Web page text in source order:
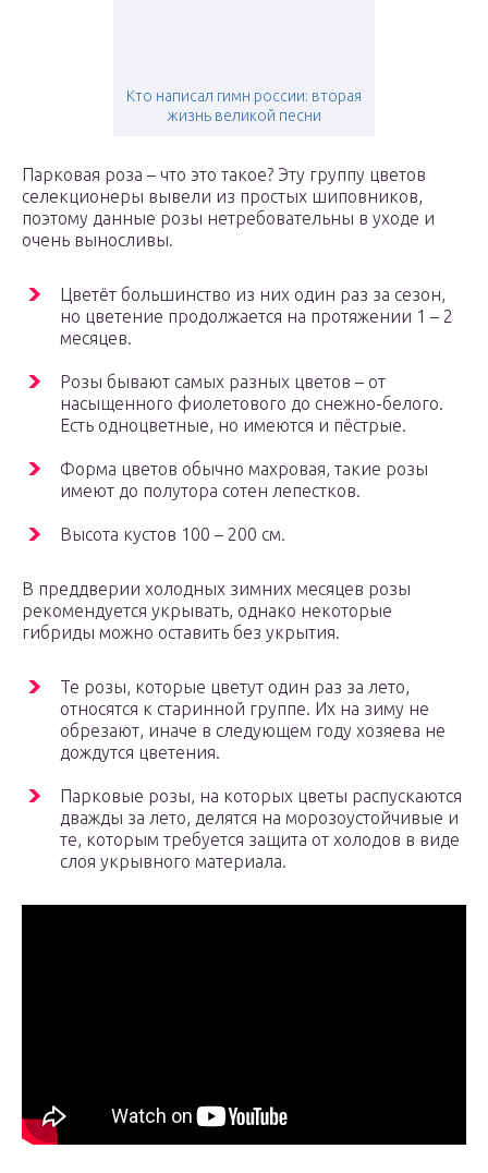
Кто написал гимн россии: вторая
жизнь великой песни
Парковая роза – что это такое? Эту группу цветов
селекционеры вывели из простых шиповников,
поэтому данные розы нетребовательны в уходе и
очень выносливы.
Цветёт большинство из них один раз за сезон,
но цветение продолжается на протяжении 1 – 2
месяцев.
Розы бывают самых разных цветов – от
насыщенного фиолетового до снежно-белого.
Есть одноцветные, но имеются и пёстрые.
Форма цветов обычно махровая, такие розы
имеют до полутора сотен лепестков.
Высота кустов 100 – 200 см.
В преддверии холодных зимних месяцев розы
рекомендуется укрывать, однако некоторые
гибриды можно оставить без укрытия.
Те розы, которые цветут один раз за лето,
относятся к старинной группе. Их на зиму не
обрезают, иначе в следующем году хозяева не
дождутся цветения.
Парковые розы, на которых цветы распускаются
дважды за лето, делятся на морозоустойчивые и
те, которым требуется защита от холодов в виде
слоя укрывного материала.